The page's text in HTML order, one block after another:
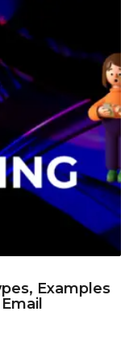
Examples